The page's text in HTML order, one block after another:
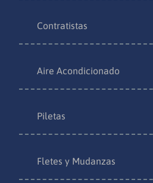
Contratistas
Aire Acondicionado
Piletas
Fletes y Mudanzas